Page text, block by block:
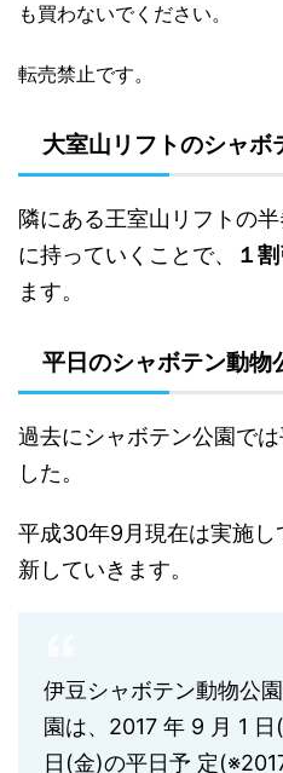
も買わないでください。
転売禁止です。
大室山リフトのシャボ
隣にある王室山リフトの
に持っていくことで、
１割
ます。
平日のシャボテン動物
過去にシャボテン公園で
した。
平成30年9月現在は実施
新していきます。
伊豆シャボテン動物公
園は、2017 年 9 月 1
日(金)の平日予 定